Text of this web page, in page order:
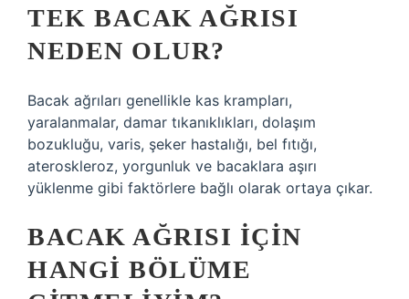
TEK BACAK AĞRISI
NEDEN OLUR?
Bacak ağrıları genellikle kas krampları,
yaralanmalar, damar tıkanıklıkları, dolaşım
bozukluğu, varis, şeker hastalığı, bel fıtığı,
ateroskleroz, yorgunluk ve bacaklara aşırı
yüklenme gibi faktörlere bağlı olarak ortaya çıkar.
BACAK AĞRISI IÇIN
HANGI BÖLÜME